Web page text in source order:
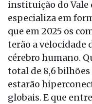
instituição do Vale
especializa em
que em 2025 os
terão a velocidade
cérebro humano.
total de 8,6
estarão
globais. E que